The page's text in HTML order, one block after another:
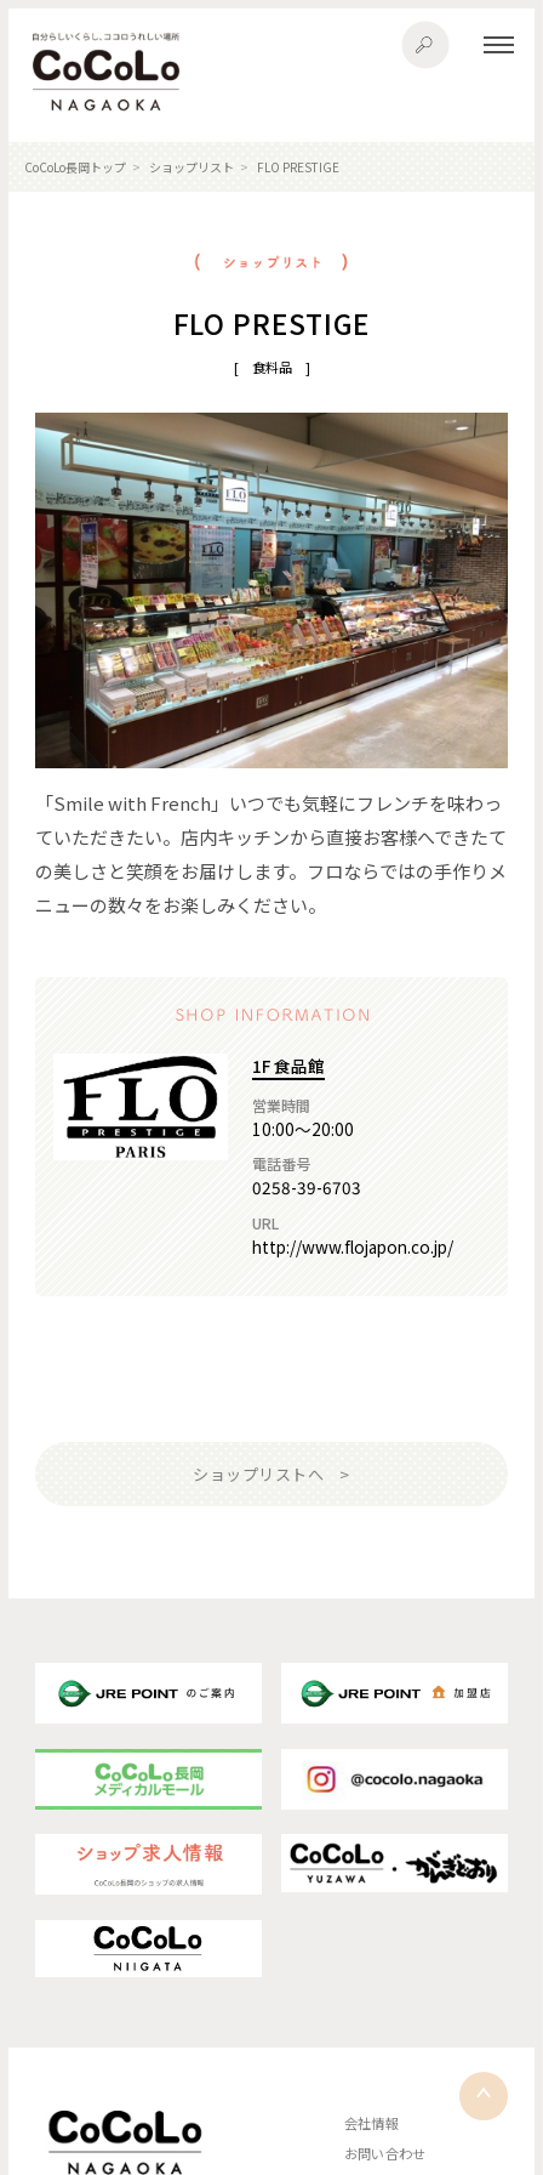
CoCoLo長岡トップ ショップリスト FLO PRESTIGE
FLO PRESTIGE
[ 食料品 ]
「Smile with French」いつでも気軽にフレンチを味わっ
ていただきたい。店内キッチンから直接お客様へできたて
の美しさと笑顔をお届けします。フロならではの手作りメ
ニューの数々をお楽しみください。
1F 食品館
営業時間
10:00～20:00
電話番号
0258-39-6703
URL
http://www.flojapon.co.jp/
ショップリストへ
会社情報
お問い合わせ